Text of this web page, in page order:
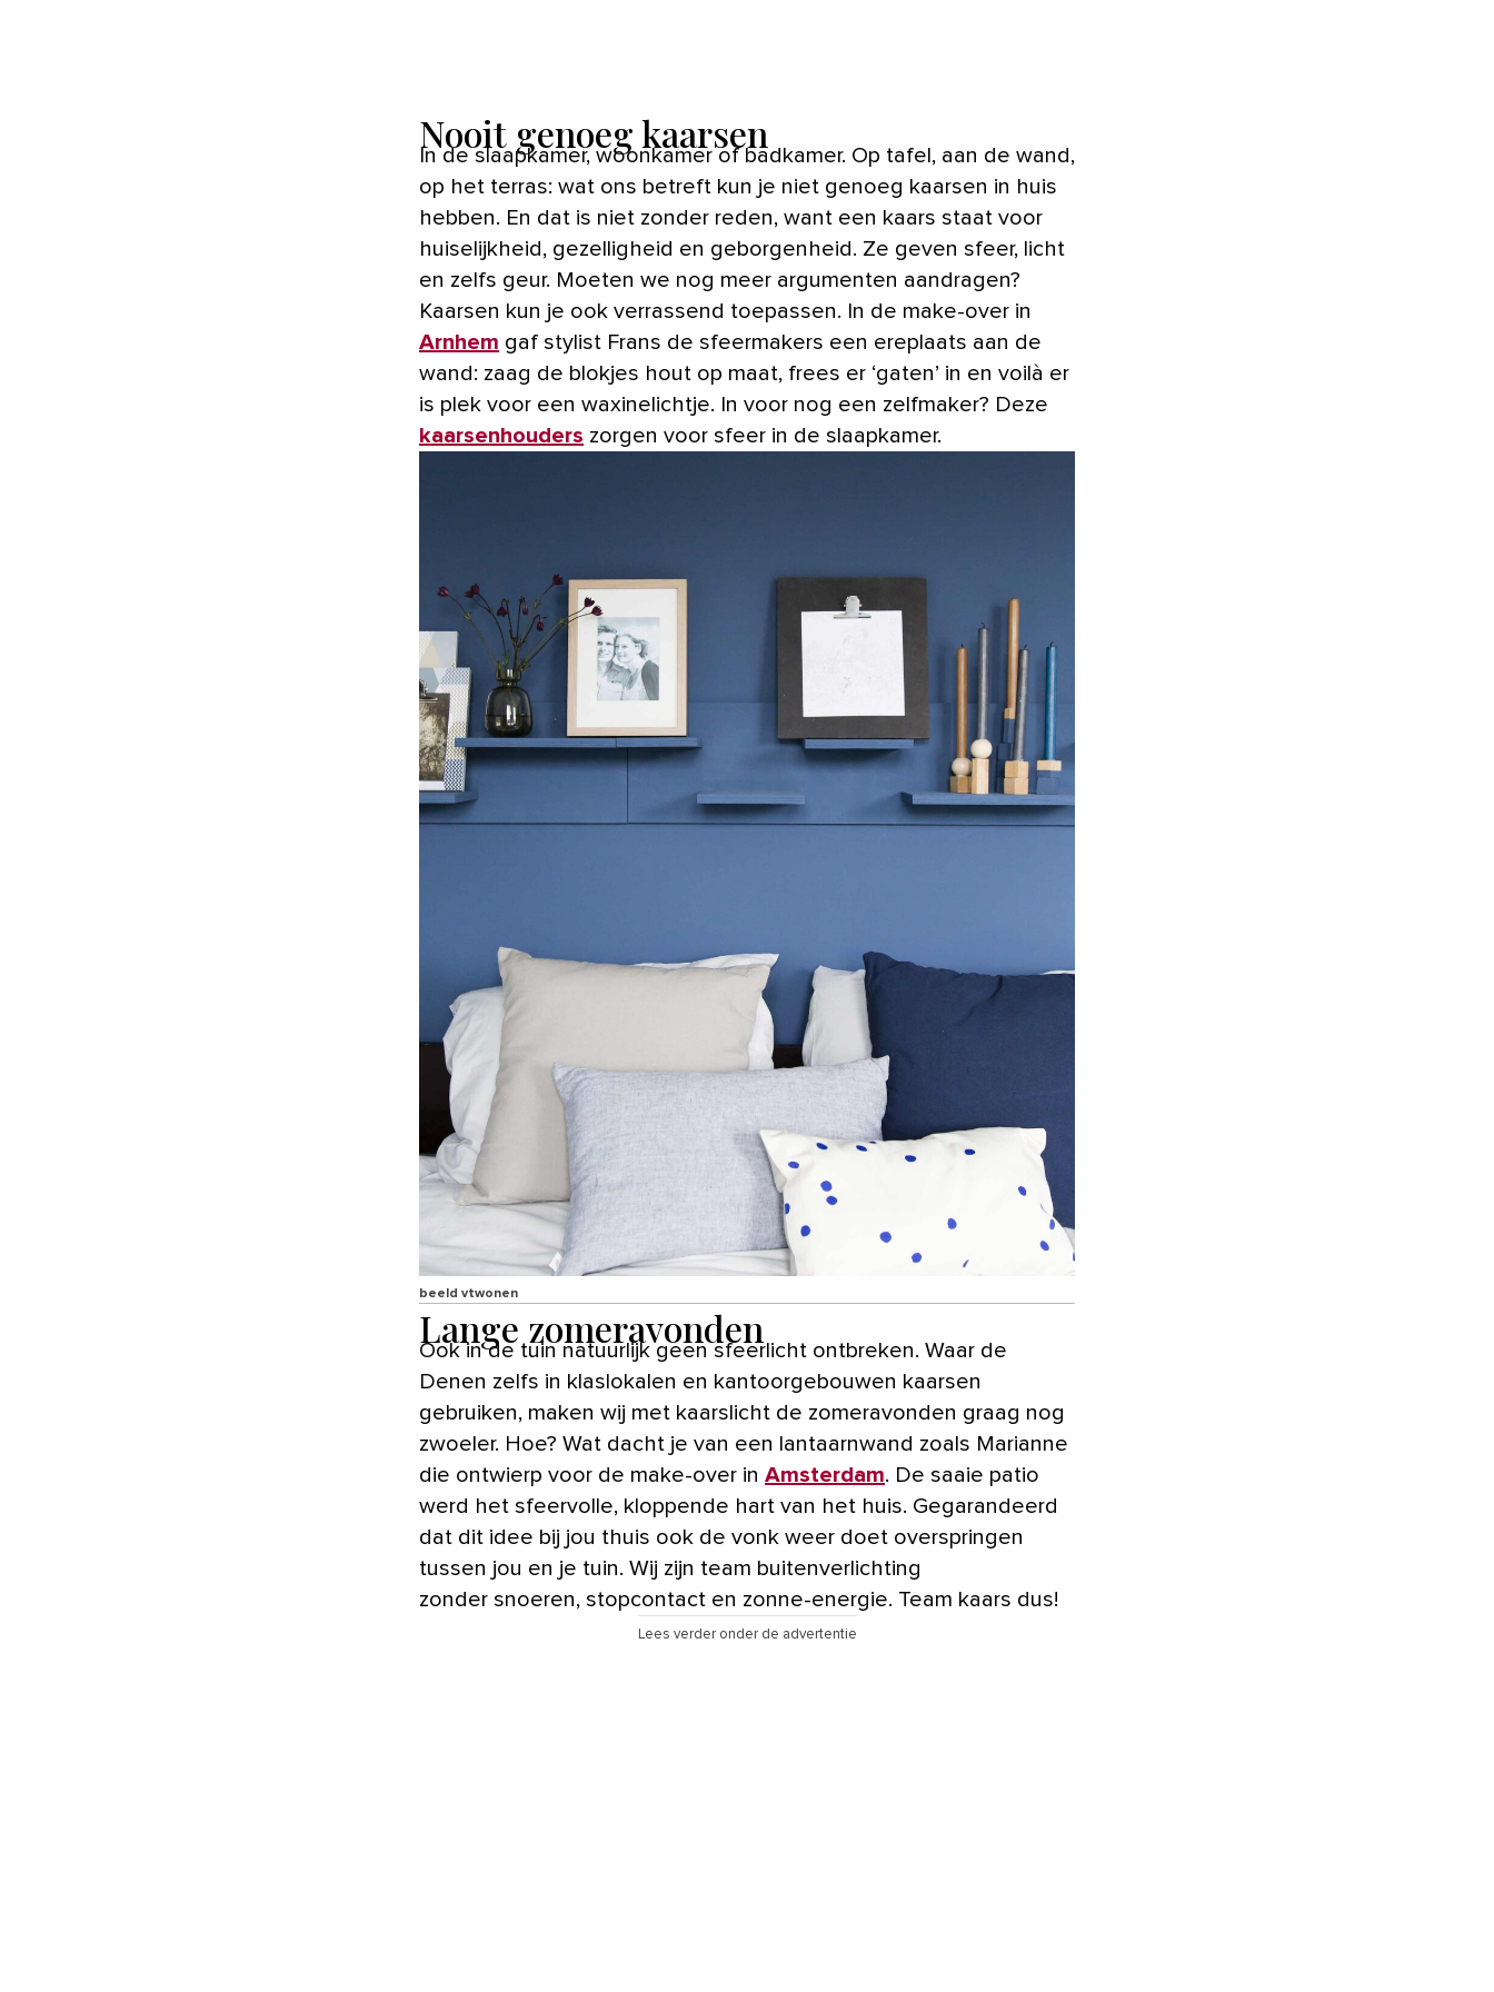
Nooit genoeg kaarsen
op het terras: wat ons betreft kun je niet genoeg kaarsen in huis
hebben. En dat is niet zonder reden, want een kaars staat voor
huiselijkheid, gezelligheid en geborgenheid. Ze geven sfeer, licht
en zelfs geur. Moeten we nog meer argumenten aandragen?
Kaarsen kun je ook verrassend toepassen. In de make-over in
Arnhem gaf stylist Frans de sfeermakers een ereplaats aan de
wand: zaag de blokjes hout op maat, frees er ‘gaten’ in en voilà er
is plek voor een waxinelichtje. In voor nog een zelfmaker? Deze
kaarsenhouders zorgen voor sfeer in de slaapkamer.
beeld vtwonen
Lange zomeravonden
Ook in de tuin natuurlijk geen sfeerlicht ontbreken. Waar de
Denen zelfs in klaslokalen en kantoorgebouwen kaarsen
gebruiken, maken wij met kaarslicht de zomeravonden graag nog
zwoeler. Hoe? Wat dacht je van een lantaarnwand zoals Marianne
die ontwierp voor de make-over in Amsterdam. De saaie patio
werd het sfeervolle, kloppende hart van het huis. Gegarandeerd
dat dit idee bij jou thuis ook de vonk weer doet overspringen
tussen jou en je tuin. Wij zijn team buitenverlichting
zonder snoeren, stopcontact en zonne-energie. Team kaars dus!
Lees verder onder de advertentie